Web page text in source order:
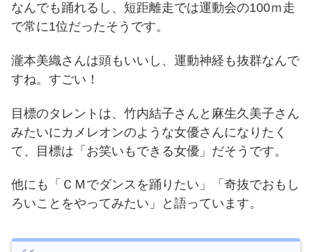
なんでも踊れるし、短距離走では運動会の100ｍ走
で常に1位だったそうです。
瀧本美織さんは頭もいいし、運動神経も抜群なんで
すね。すごい！
目標のタレントは、竹内結子さんと麻生久美子さん
みたいにカメレオンのような女優さんになりたく
て、目標は「お笑いもできる女優」だそうです。
他にも「ＣＭでダンスを踊りたい」「奇抜でおもし
ろいことをやってみたい」と語っています。